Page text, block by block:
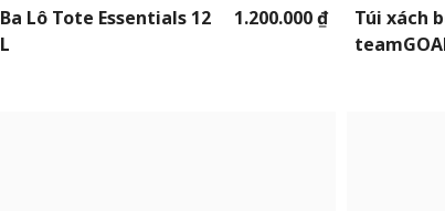
Ba Lô Tote Essentials 12
L
1.200.000 ₫
Túi xách